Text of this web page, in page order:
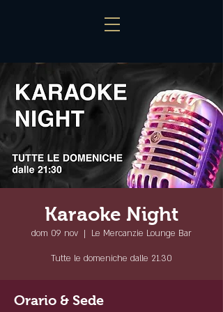
Karaoke Night
dom 09 nov
  |
Le Mercanzie Lounge Bar
Tutte le domeniche dalle 21.30
Orario & Sede